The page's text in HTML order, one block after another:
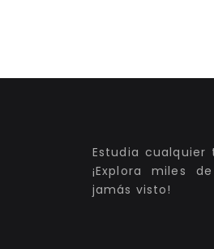
Estudia
¡Explora miles
jamás visto!